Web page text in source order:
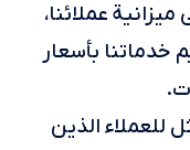
عملائنا،
بأسعار
للعملاء الذين